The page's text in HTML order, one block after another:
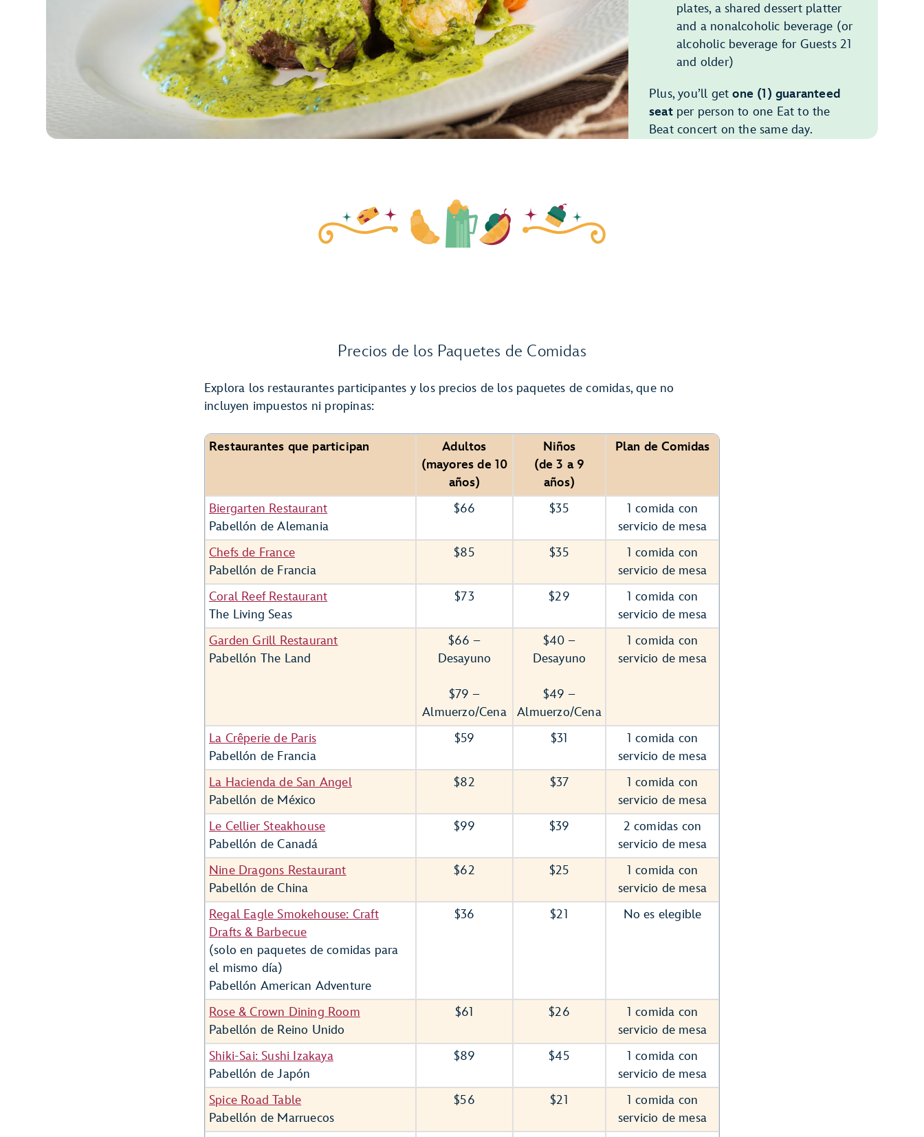
plates, a shared dessert platter
and a nonalcoholic beverage (or
alcoholic beverage for Guests 21
and older)
Plus, you’ll getone (1) guaranteed
seat per person to one Eat to the
Beat concert on the same day.
Precios de los Paquetes de Comidas
Explora los restaurantes participantes y los precios de los paquetes de comidas, que no
incluyen impuestos ni propinas:
Restaurantes que participan
Adultos
(mayores de 10
años)
Niños
(de 3 a 9
años)
Plan de Comidas
Biergarten Restaurant
Pabellón de Alemania
$66 $35
1 comida con
servicio de mesa
Chefs de France
Pabellón de Francia
$85 $35
1 comida con
servicio de mesa
Coral Reef Restaurant
The Living Seas
$73 $29
1 comida con
servicio de mesa
Garden Grill Restaurant
Pabellón The Land
$66 –
Desayuno
$79 –
Almuerzo/Cena
$40 –
Desayuno
$49 –
Almuerzo/Cena
1 comida con
servicio de mesa
La Crêperie de Paris
Pabellón de Francia
$59 $31
1 comida con
servicio de mesa
La Hacienda de San Angel
Pabellón de México
$82 $37
1 comida con
servicio de mesa
Le Cellier Steakhouse
Pabellón de Canadá
$99 $39
2 comidas con
servicio de mesa
Nine Dragons Restaurant
Pabellón de China
$62 $25
1 comida con
servicio de mesa
Regal Eagle Smokehouse: Craft
Drafts & Barbecue
(solo en paquetes de comidas para
el mismo día)
Pabellón American Adventure
$36 $21 No es elegible
Rose & Crown Dining Room
Pabellón de Reino Unido
$61 $26
1 comida con
servicio de mesa
Shiki-Sai: Sushi Izakaya
Pabellón de Japón
$89 $45
1 comida con
servicio de mesa
Spice Road Table
Pabellón de Marruecos
$56 $21
1 comida con
servicio de mesa